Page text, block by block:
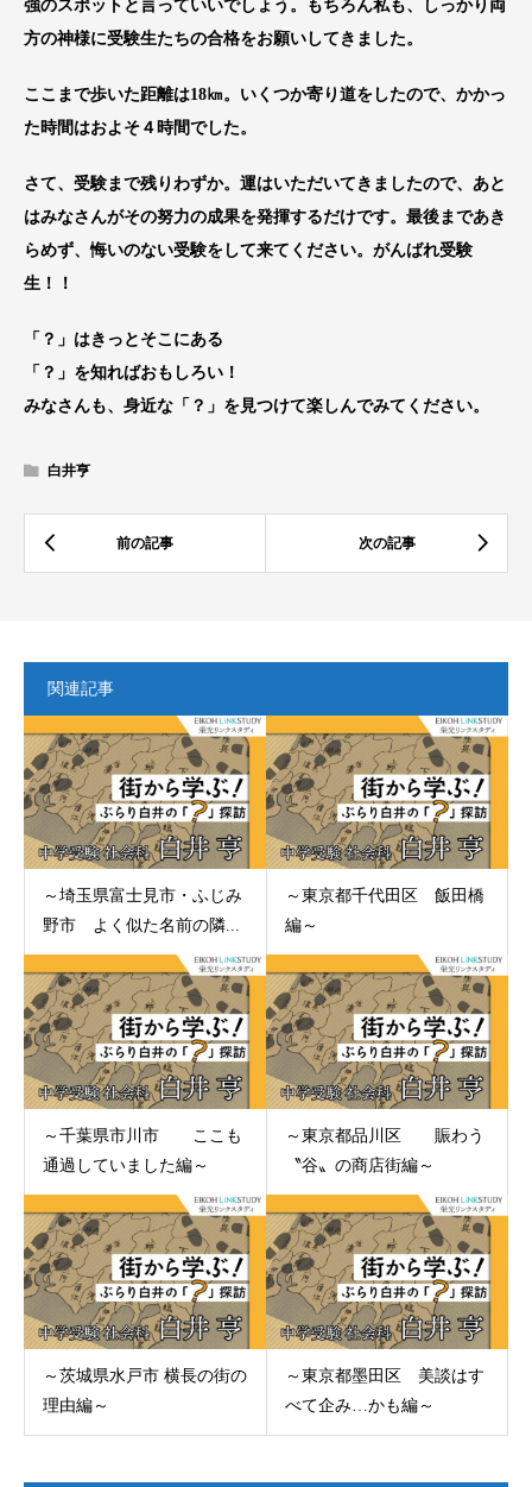
強のスポットと言っていいでしょう。もちろん私も、しっかり両
方の神様に受験生たちの合格をお願いしてきました。
ここまで歩いた距離は18㎞。いくつか寄り道をしたので、かかっ
た時間はおよそ４時間でした。
さて、受験まで残りわずか。運はいただいてきましたので、あと
はみなさんがその努力の成果を発揮するだけです。最後まであき
らめず、悔いのない受験をして来てください。がんばれ受験
生！！
「？」はきっとそこにある
「？」を知ればおもしろい！
みなさんも、身近な「？」を見つけて楽しんでみてください。
白井亨
関連記事
～埼玉県富士見市・ふじみ
野市 よく似た名前の隣...
～東京都千代田区 飯田橋
編～
～千葉県市川市 ここも
通過していました編～
～東京都品川区 賑わう
〝谷〟の商店街編～
～茨城県水戸市 横長の街の
理由編～
～東京都墨田区 美談はす
べて企み…かも編～